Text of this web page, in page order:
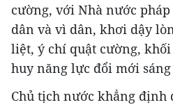
cường, với Nhà nước
dân và vì dân, khơi dậy
liệt, ý chí quật cường,
huy năng lực đổi mới
Chủ tịch nước khẳng